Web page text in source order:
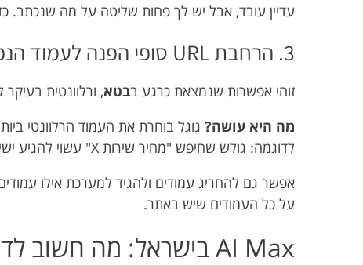
עדיין עובד, אבל יש לך פחות שליטה על מה שנכתב.
3. הרחבת URL סופי הפנה לעמוד הנכון באתר
זוהי אפשרות שנמצאת כרגע בבטא, ורלוונטית
מה היא עושה? גוגל בוחרת את העמוד הרלוונטי
לדוגמה: גולש שחיפש "מחיר שירות X" עשוי להגיע ישירות לעמוד התמחור שלך, ולא לדף הבית.
אפשר גם להחריג עמודים ולהגיד למערכת אילו
על כל העמודים שיש באתר.
AI Max בישראל: מה חשוב לדעת על עברית